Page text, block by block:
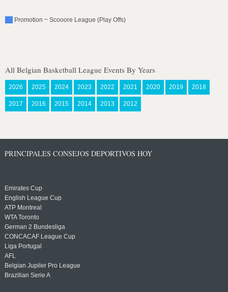
Promotion ~ Scooore League (Play Offs)
All Belgian Basketball League Events By Years
2026 2025 2024 2023 2022 2021 2020 2019 2018
2017 2016 2015 2014 2013 2012
PRINCIPALES CONSEJOS DEPORTIVOS HOY
Emirates Cup
English League Cup
ATP Montreal
WTA Toronto
German 2 Bundesliga
CONCACAF League Cup
Liga Portugal
AFL
Belgian Jupiler Pro League
Brazilian Serie A